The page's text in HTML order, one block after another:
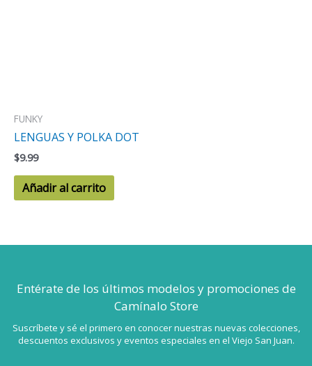
FUNKY
LENGUAS Y POLKA DOT
$9.99
Añadir al carrito
Entérate de los últimos modelos y promociones de
Camínalo Store
Suscríbete y sé el primero en conocer nuestras nuevas colecciones,
descuentos exclusivos y eventos especiales en el Viejo San Juan.